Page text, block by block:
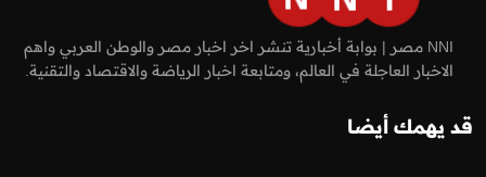
NNI مصر | بوابة أخبارية تنشر اخر اخبار مصر والوطن العربي واهم
الاخبار العاجلة في العالم، ومتابعة اخبار الرياضة والاقتصاد والتقنية.
قد يهمك أيضا